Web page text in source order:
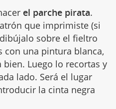
el parche pirata.
que imprimiste (si
sobre el fieltro
con una pintura blanca,
bien. Luego lo recortas y
lado. Será el lugar
la cinta negra